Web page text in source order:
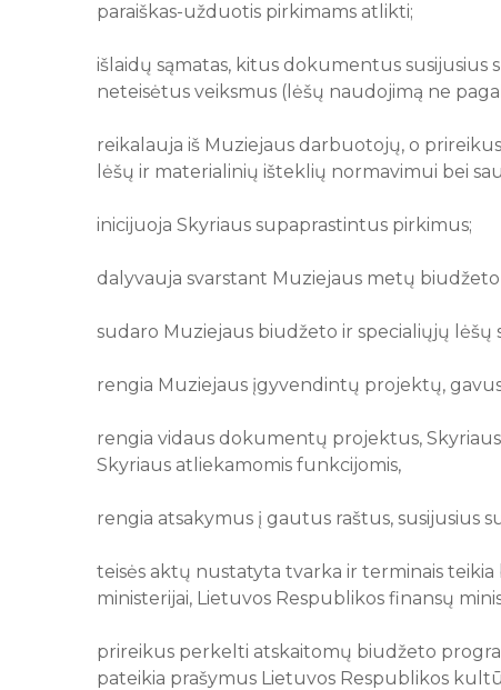
paraiškas-užduotis pirkimams atlikti;
išlaidų sąmatas, kitus dokumentus susijusius
neteisėtus veiksmus (lėšų naudojimą ne
reikalauja iš Muziejaus darbuotojų, o
lėšų ir materialinių išteklių normavimui bei
inicijuoja Skyriaus supaprastintus pirkimus;
dalyvauja svarstant Muziejaus metų biudžeto
sudaro Muziejaus biudžeto ir specialiųjų lėšų
rengia Muziejaus įgyvendintų projektų,
rengia vidaus dokumentų projektus,
Skyriaus atliekamomis funkcijomis,
rengia atsakymus į gautus raštus, susijusius
teisės aktų nustatyta tvarka ir terminais
ministerijai, Lietuvos Respublikos finansų
prireikus perkelti atskaitomų biudžeto
pateikia prašymus Lietuvos Respublikos